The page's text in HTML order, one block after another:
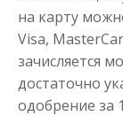
Сумма
на карту
Visa,
зачисляется
достаточно
одобрение за